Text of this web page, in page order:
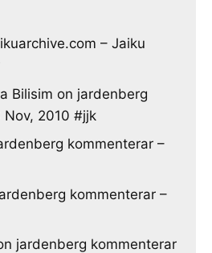
– Jaiku
Bilisim on jardenberg
Nov, 2010 #jjk
kommenterar –
kommenterar –
jardenberg kommenterar